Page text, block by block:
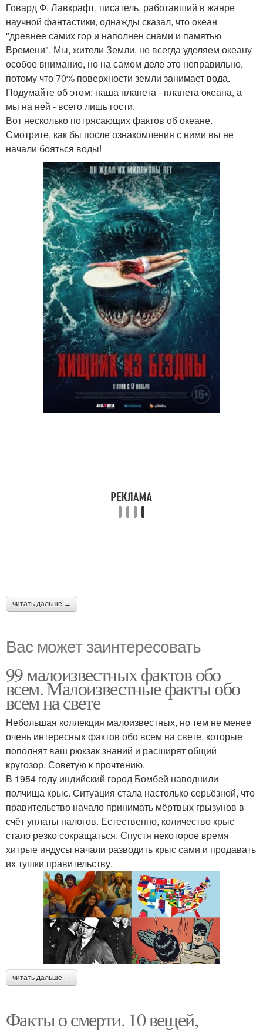
Говард Ф. Лавкрафт, писатель, работавший в жанре
научной фантастики, однажды сказал, что океан
"древнее самих гор и наполнен снами и памятью
Времени". Мы, жители Земли, не всегда уделяем океану
особое внимание, но на самом деле это неправильно,
потому что 70% поверхности земли занимает вода.
Подумайте об этом: наша планета - планета океана, а
мы на ней - всего лишь гости.
Вот несколько потрясающих фактов об океане.
Смотрите, как бы после ознакомления с ними вы не
начали бояться воды!
читать дальше →
Вас может заинтересовать
99 малоизвестных фактов обо
всем. Малоизвестные факты обо
всем на свете
Небольшая коллекция малоизвестных, но тем не менее
очень интересных фактов обо всем на свете, которые
пополнят ваш рюкзак знаний и расширят общий
кругозор. Советую к прочтению.
В 1954 году индийский город Бомбей наводнили
полчища крыс. Ситуация стала настолько серьёзной, что
правительство начало принимать мёртвых грызунов в
счёт уплаты налогов. Естественно, количество крыс
стало резко сокращаться. Спустя некоторое время
хитрые индусы начали разводить крыс сами и продавать
их тушки правительству.
читать дальше →
Факты о смерти. 10 вещей,